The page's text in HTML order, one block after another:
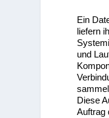
Ein
liefern
und
Diese
Auftrag